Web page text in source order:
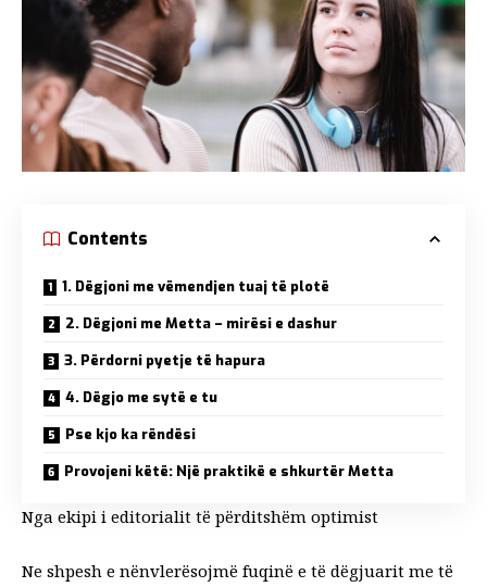
Contents
1. Dëgjoni me vëmendjen tuaj të plotë
2. Dëgjoni me Metta – mirësi e dashur
3. Përdorni pyetje të hapura
4. Dëgjo me sytë e tu
Pse kjo ka rëndësi
Provojeni këtë: Një praktikë e shkurtër Metta
Nga ekipi i editorialit të përditshëm optimist
Ne shpesh e nënvlerësojmë fuqinë e të dëgjuarit me të